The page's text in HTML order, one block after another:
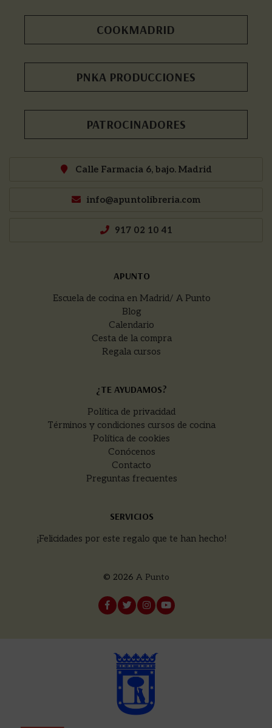
COOKMADRID
PNKA PRODUCCIONES
PATROCINADORES
Calle Farmacia 6, bajo. Madrid
info@apuntolibreria.com
917 02 10 41
APUNTO
Escuela de cocina en Madrid/ A Punto
Blog
Calendario
Cesta de la compra
Regala cursos
¿TE AYUDAMOS?
Política de privacidad
Términos y condiciones cursos de cocina
Política de cookies
Conócenos
Contacto
Preguntas frecuentes
SERVICIOS
¡Felicidades por este regalo que te han hecho!
© 2026 A Punto